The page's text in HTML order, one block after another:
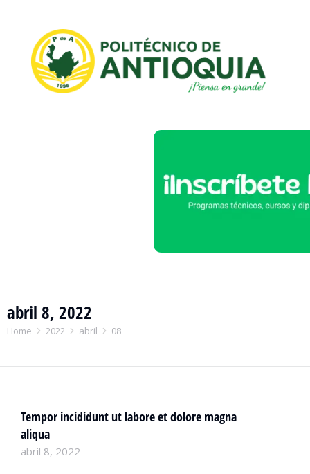
abril 8, 2022
You are here:
Home 2022 abril 08
Company news
Tempor incididunt ut labore et dolore magna
aliqua
abril 8, 2022